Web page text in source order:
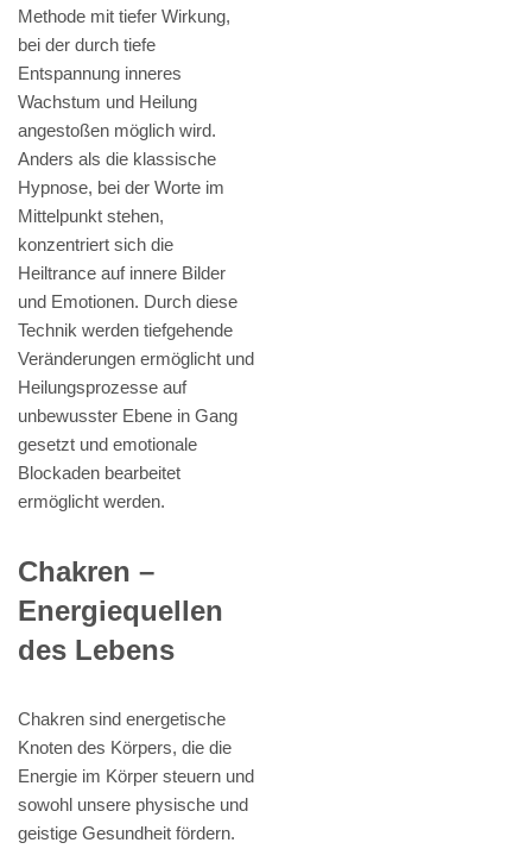
Methode mit tiefer Wirkung,
bei der durch tiefe
Entspannung inneres
Wachstum und Heilung
angestoßen möglich wird.
Anders als die klassische
Hypnose, bei der Worte im
Mittelpunkt stehen,
konzentriert sich die
Heiltrance auf innere Bilder
und Emotionen. Durch diese
Technik werden tiefgehende
Veränderungen ermöglicht und
Heilungsprozesse auf
unbewusster Ebene in Gang
gesetzt und emotionale
Blockaden bearbeitet
ermöglicht werden.
Chakren –
Energiequellen
des Lebens
Chakren sind energetische
Knoten des Körpers, die die
Energie im Körper steuern und
sowohl unsere physische und
geistige Gesundheit fördern.